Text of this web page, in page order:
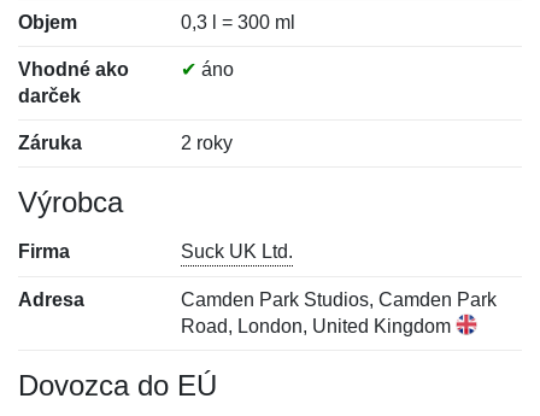
Objem 0,3 l = 300 ml
Vhodné ako
darček
✔ áno
Záruka 2 roky
Výrobca
Firma Suck UK Ltd.
Adresa
Camden Park Studios, Camden Park
Road, London, United Kingdom
Dovozca do EÚ